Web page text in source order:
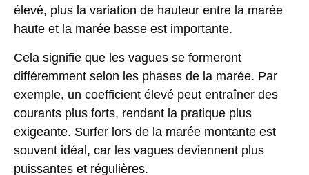
élevé, plus la variation de hauteur entre la marée
haute et la marée basse est importante.
Cela signifie que les vagues se formeront
différemment selon les phases de la marée. Par
exemple, un coefficient élevé peut entraîner des
courants plus forts, rendant la pratique plus
exigeante. Surfer lors de la marée montante est
souvent idéal, car les vagues deviennent plus
puissantes et régulières.